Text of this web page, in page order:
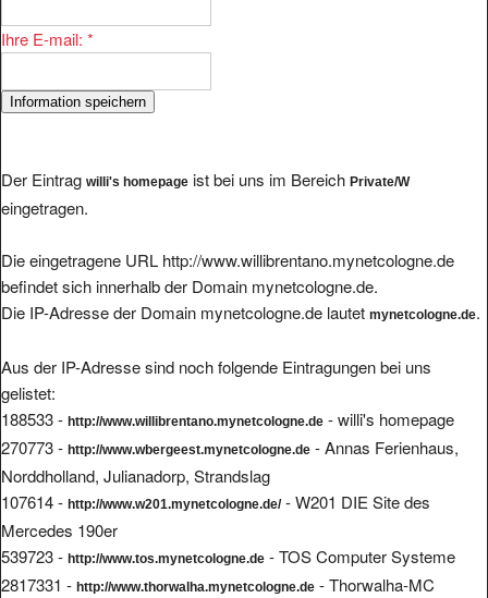
Ihre E-mail: *
Der Eintrag willi's homepage ist bei uns im Bereich Private/W
eingetragen.
Die eingetragene URL http://www.willibrentano.mynetcologne.de
befindet sich innerhalb der Domain mynetcologne.de.
Die IP-Adresse der Domain mynetcologne.de lautet mynetcologne.de.
Aus der IP-Adresse sind noch folgende Eintragungen bei uns
gelistet:
188533 - http://www.willibrentano.mynetcologne.de - willi's homepage
270773 - http://www.wbergeest.mynetcologne.de - Annas Ferienhaus,
Norddholland, Julianadorp, Strandslag
107614 - http://www.w201.mynetcologne.de/- W201 DIE Site des
Mercedes 190er
539723 - http://www.tos.mynetcologne.de - TOS Computer Systeme
2817331 - http://www.thorwalha.mynetcologne.de - Thorwalha-MC